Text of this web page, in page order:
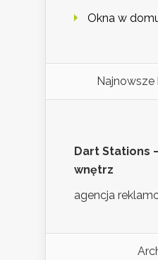
Okna w
Dart Stations
wnętrz
agencja